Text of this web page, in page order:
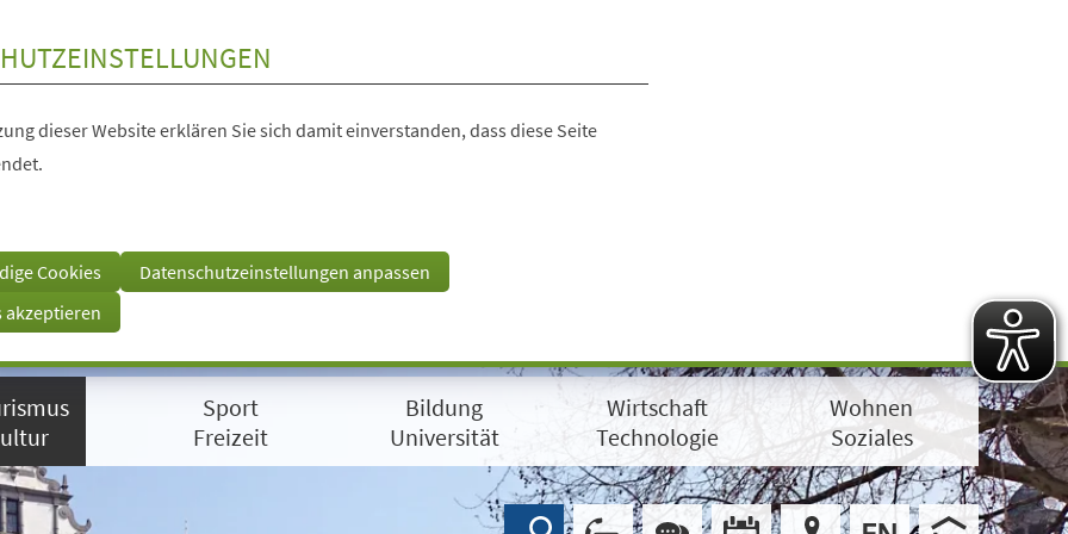
dieser Website erklären Sie sich damit einverstanden, dass diese Seite
Cookies
Datenschutzeinstellungen anpassen
akzeptieren
Sport
Freizeit
Bildung
Universität
Wirtschaft
Technologie
Wohnen
Soziales